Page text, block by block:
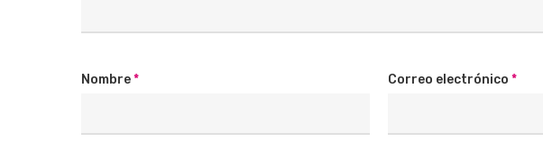
Nombre* Correo electrónico *